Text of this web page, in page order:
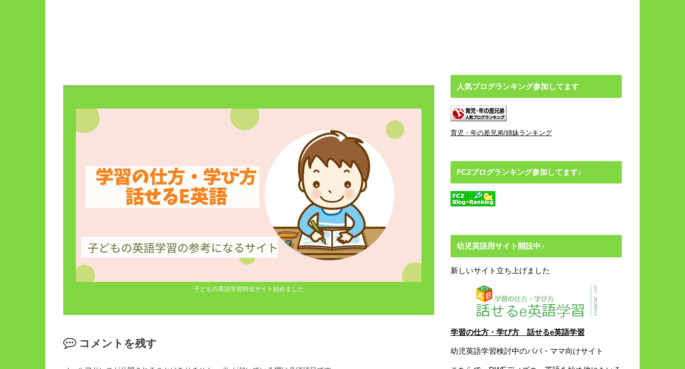
子どもの英語学習特化サイト始めました
コメントを残す
人気ブログランキング参加してます
育児・年の差兄弟/姉妹ランキング
FC2ブログランキング参加してます♪
幼児英語用サイト開設中♪
新しいサイト立ち上げました
学習の仕方・学び方 話せるe英語学習
幼児英語学習検討中のパパ・ママ向けサイト